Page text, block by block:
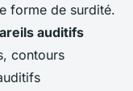
forme de surdité.
auditifs
contours